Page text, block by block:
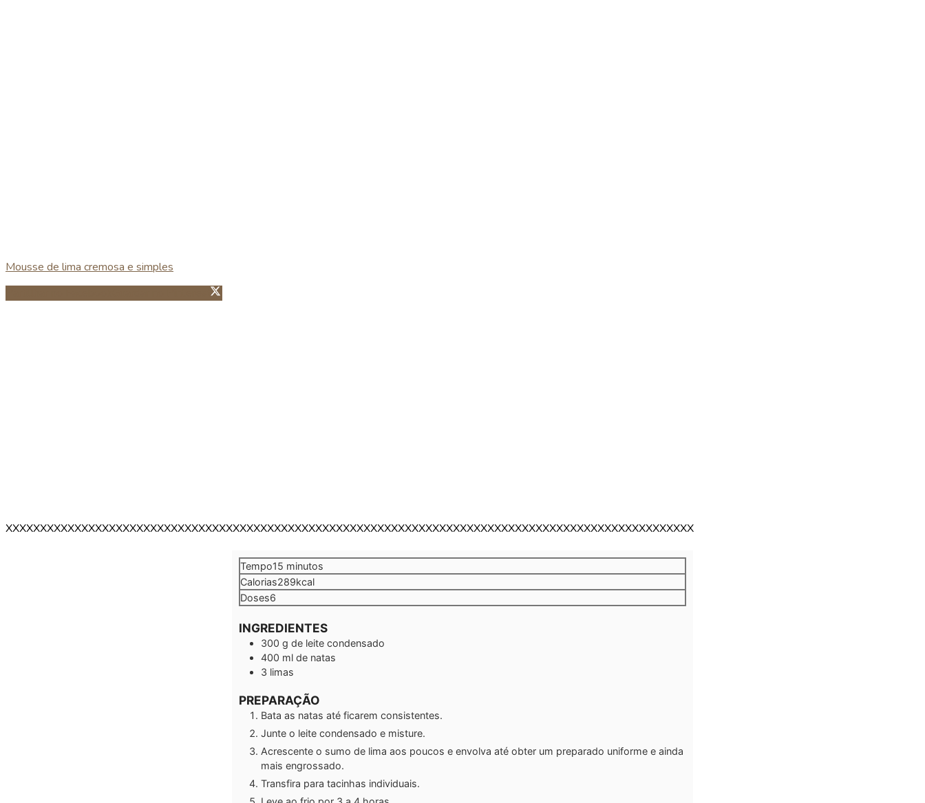
Mousse de lima cremosa e simples
Guardar no Pinterest
XXXXXXXXXXXXXXXXXXXXXXXXXXXXXXXXXXXXXXXXXXXXXXXXXXXXXXXXXXXXXXXXXXXXXXXXXXXXXXXXXXXXXXXXXXXXXXXXXXXX
Tempo15 minutos
minutos
Calorias289kcal
Doses6
INGREDIENTES
300 g de leite condensado
400 ml de natas
3 limas
PREPARAÇÃO
Bata as natas até ficarem consistentes.
Junte o leite condensado e misture.
Acrescente o sumo de lima aos poucos e envolva até obter um preparado uniforme e ainda
mais engrossado.
Transfira para tacinhas individuais.